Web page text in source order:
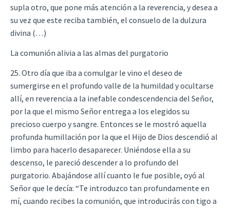
supla otro, que pone más atención a la reverencia, y desea a
su vez que este reciba también, el consuelo de la dulzura
divina (…)
La comunión alivia a las almas del purgatorio
25. Otro día que iba a comulgar le vino el deseo de
sumergirse en el profundo valle de la humildad y ocultarse
allí, en reverencia a la inefable condescendencia del Señor,
por la que el mismo Señor entrega a los elegidos su
precioso cuerpo y sangre. Entonces se le mostró aquella
profunda humillación por la que el Hijo de Dios descendió al
limbo para hacerlo desaparecer. Uniéndose ella a su
descenso, le pareció descender a lo profundo del
purgatorio. Abajándose allí cuanto le fue posible, oyó al
Señor que le decía: “Te introduzco tan profundamente en
mí, cuando recibes la comunión, que introducirás con tigo a